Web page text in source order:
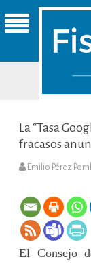
La “Tasa
fracasos
Emilio Pérez
El Consejo